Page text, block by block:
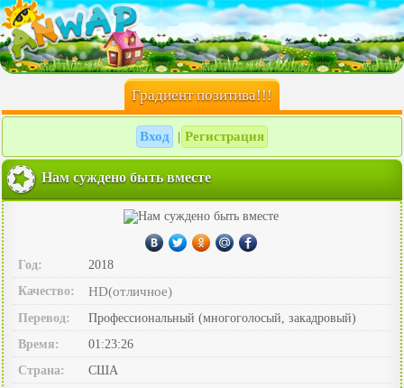
Градиент позитива!!!
Вход Регистрация
Нам суждено быть вместе
Год:
2018
Качество:
HD(отличное)
Перевод:
Профессиональный (многоголосый, закадровый)
Время:
01:23:26
Страна:
США